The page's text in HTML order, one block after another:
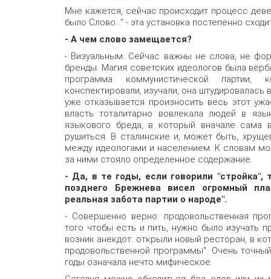
Мне кажется, сейчас происходит процесс
было Слово..." - эта установка постепенно
- А чем слово замещается?
- Визуальным. Сейчас важны не слова, не
бренды. Магия советских идеологов была
программа коммунистической партии,
конспектировали, изучали, она
уже отказывается произносить весь этот
власть тоталитарно вовлекала людей в
языкового бреда, в который вначале сама
рушиться. В сталинские и, может быть,
между идеологами и населением. К словам
за ними стояло определенное содержание.
- Да, в те годы, если говорили "стройка",
позднего Брежнева висел огромный
реальная забота партии о народе".
- Совершенно верно: продовольственная
того чтобы есть и пить, нужно было изучать
возник анекдот: открыли новый ресторан, в
продовольственной программы". Очень
годы означала нечто мифическое.